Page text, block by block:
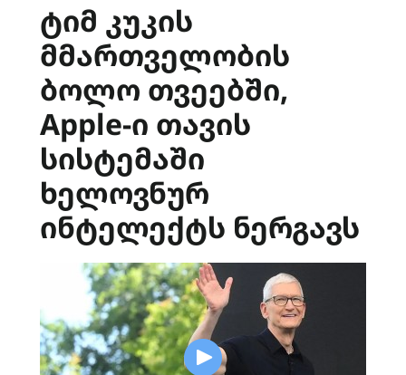
ტიმ კუკის
მმართველობის
ბოლო თვეებში,
Apple-ი თავის
სისტემაში
ხელოვნურ
ინტელექტს ნერგავს